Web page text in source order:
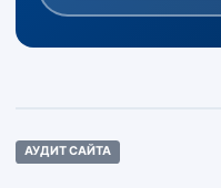
АУДИТ САЙТА